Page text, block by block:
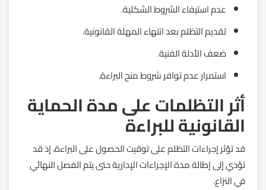
عدم استيفاء الشروط الشكلية.
تقديم التظلم بعد انتهاء المهلة القانونية.
ضعف الأدلة الفنية.
استمرار عدم توافر شروط منح البراءة.
أثر التظلمات على مدة الحماية
القانونية للبراءة
قد تؤثر إجراءات التظلم على توقيت الحصول على البراءة، إذ قد
تؤدي إلى إطالة مدة الإجراءات الإدارية حتى يتم الفصل النهائي
في النزاع.